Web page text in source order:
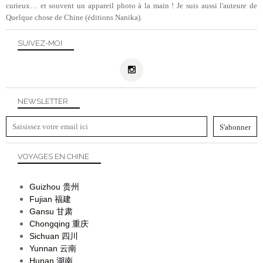
NEWSLETTER
SUIVEZ-MOI
curieux… et souvent un appareil photo à la main ! Je suis aussi l'auteure de
Quelque chose de Chine (éditions Nanika).
VOYAGES EN CHINE
Guizhou 贵州
Fujian 福建
Gansu 甘肃
Chongqing 重庆
Sichuan 四川
Yunnan 云南
Hunan 湖南